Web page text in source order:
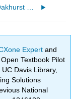
10: Caso: Oakhurst Dairy: Gestión de Operaciones y Sustentabilidad
Expertand
Textbook Pilot
Davis Library,
Solutions
National